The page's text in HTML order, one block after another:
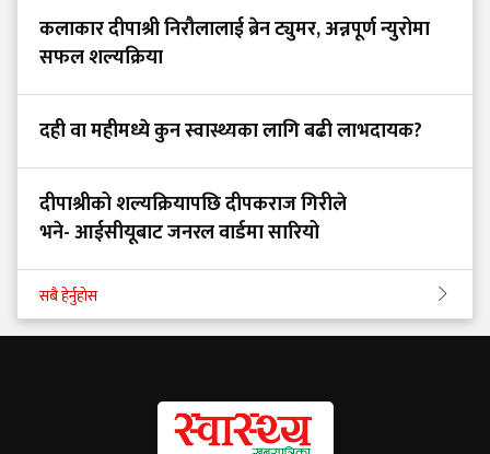
कलाकार दीपाश्री निरौलालाई ब्रेन ट्युमर, अन्नपूर्ण न्युरोमा
सफल शल्यक्रिया
दही वा महीमध्ये कुन स्वास्थ्यका लागि बढी लाभदायक?
दीपाश्रीको शल्यक्रियापछि दीपकराज गिरीले
भने- आईसीयूबाट जनरल वार्डमा सारियो
सबै हेर्नुहोस